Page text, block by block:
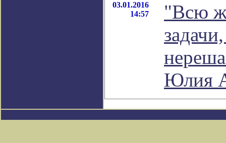
03.01.2016
14:57
"Всю
Юлия